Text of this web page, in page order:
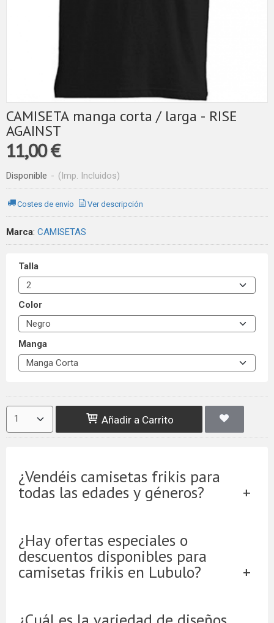
CAMISETA manga corta / larga - RISE
AGAINST
11,00 €
Disponible - (Imp. Incluidos)
Costes de envío Ver descripción
Marca: CAMISETAS
Talla
Color
Manga
Añadir a Carrito
¿Vendéis camisetas frikis para
todas las edades y géneros?
¿Hay ofertas especiales o
descuentos disponibles para
camisetas frikis en Lubulo?